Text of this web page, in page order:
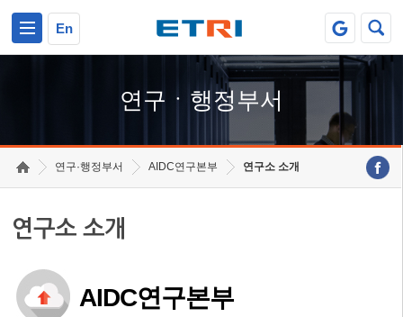
En
연구ㆍ행정부서
연구·행정부서 AIDC연구본부 연구소 소개
연구소 소개
AIDC연구본부